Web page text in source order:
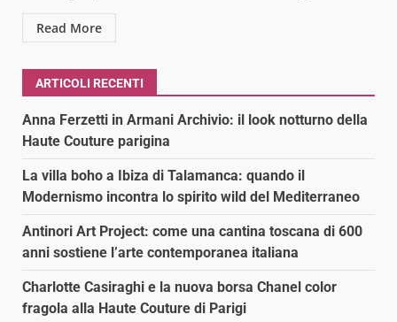
Read More
ARTICOLI RECENTI
Anna Ferzetti in Armani Archivio: il look notturno della
Haute Couture parigina
La villa boho a Ibiza di Talamanca: quando il
Modernismo incontra lo spirito wild del Mediterraneo
Antinori Art Project: come una cantina toscana di 600
anni sostiene l’arte contemporanea italiana
Charlotte Casiraghi e la nuova borsa Chanel color
fragola alla Haute Couture di Parigi